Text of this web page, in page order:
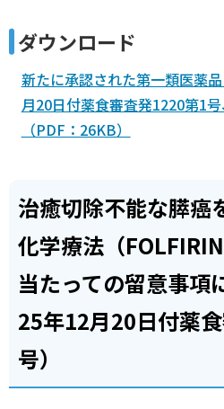
ダウンロード
新たに承認された第一類医薬
月20日付薬食審査発1220第1号
（PDF：26KB）
治癒切除不能な膵癌
化学療法（
当たっての留意事項
25年12月20日付薬
号）